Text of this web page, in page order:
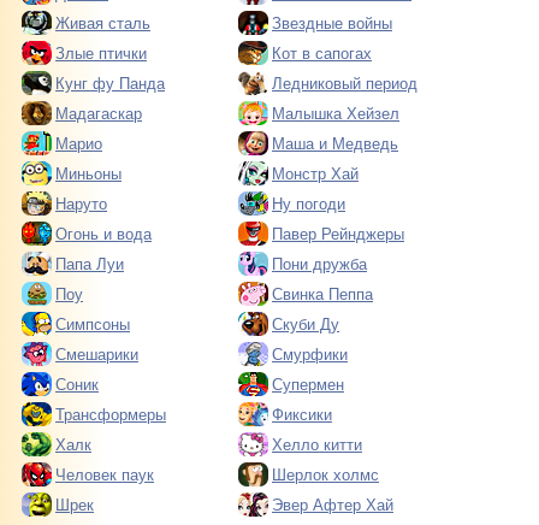
Живая сталь
Звездные войны
Злые птички
Кот в сапогах
Кунг фу Панда
Ледниковый период
Мадагаскар
Малышка Хейзел
Марио
Маша и Медведь
Миньоны
Монстр Хай
Наруто
Ну погоди
Огонь и вода
Павер Рейнджеры
Папа Луи
Пони дружба
Поу
Свинка Пеппа
Симпсоны
Скуби Ду
Смешарики
Смурфики
Соник
Супермен
Трансформеры
Фиксики
Халк
Хелло китти
Человек паук
Шерлок холмс
Шрек
Эвер Афтер Хай